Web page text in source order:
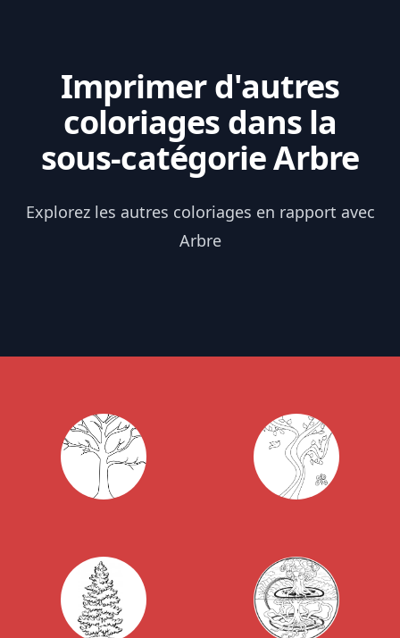
Imprimer d'autres
coloriages dans la
sous-catégorie Arbre
Explorez les autres coloriages en rapport avec
Arbre